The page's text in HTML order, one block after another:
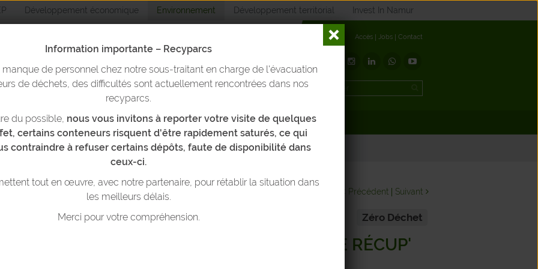
Développement économique Environnement Développement territorial Invest In Namur
Environnement
Accès Jobs Contact
& bulles Trier ses déchets Réduire ses déchets Téléchargements
4/10 ] La « réemploi attitude »: Détourner, entre récup’ et chef d’œuvre
Suivant
Précédent
Zéro Déchet
ATTITUDE": DÉTOURNER, ENTRE RÉCUP'
Information importante – Recyparcs
manque de personnel chez notre sous-traitant en charge de l'évacuation
de déchets, des difficultés sont actuellement rencontrées dans nos
recyparcs.
du possible, nous vous invitons à reporter votre visite de quelques
certains conteneurs risquent d'être rapidement saturés, ce qui
contraindre à refuser certains dépôts, faute de disponibilité dans
ceux-ci.
tout en œuvre, avec notre partenaire, pour rétablir la situation dans
les meilleurs délais.
Merci pour votre compréhension.